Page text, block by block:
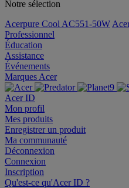
Notre sélection
Acerpure Cool AC551-50W
Professionnel
Éducation
Assistance
Événements
Marques Acer
Acer ID
Mon profil
Mes produits
Enregistrer un produit
Ma communauté
Déconnexion
Connexion
Inscription
Qu'est-ce qu'Acer ID ?